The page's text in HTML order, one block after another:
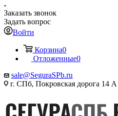
Заказать звонок
Задать вопрос
Войти
Корзина0
Отложенные0
sale@SeguraSPb.ru
г. СПб, Покровская дорога 14 А